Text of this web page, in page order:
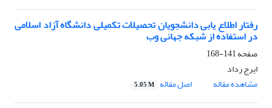
رفتار اطلاع یابی دانشجویان تحصیلات تکمیلی دانشگاه آزاد اسلامی
در استفاده از شبکه جهانی وب
صفحه141-168
ایرج رداد
مشاهده مقاله
اصل مقاله 5.05 M